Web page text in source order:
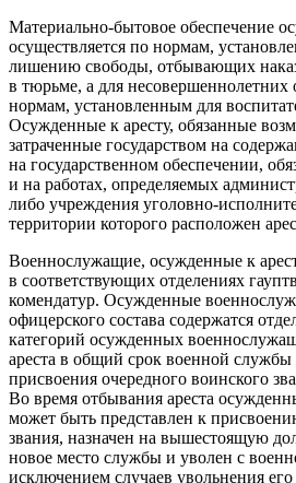
Материально-бытовое обеспечение
осуществляется по нормам,
лишению свободы, отбывающих
в тюрьме, а для
нормам, установленным для
Осужденные к аресту, обязанные
затраченные государством на
на государственном обеспечении,
и на работах, определяемых
либо учреждения уголовно-
территории которого расположен
Военнослужащие, осужденные к
в соответствующих отделениях
комендатур. Осужденные
офицерского состава содержатся
категорий осужденных
ареста в общий срок военной службы
присвоения очередного воинского
Во время отбывания ареста
может быть представлен к
звания, назначен на вышестоящую
новое место службы и уволен с
исключением случаев увольнения